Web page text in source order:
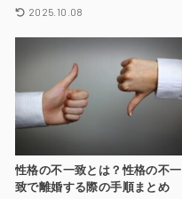
2025.10.08
性格の不一致とは？性格の不一
致で離婚する際の手順まとめ